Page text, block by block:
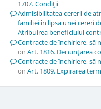
1707. Condiţii
Admisibilitatea cererii de
familiei în lipsa unei cereri
Atribuirea beneficiului
Contracte de închiriere, să
on Art. 1816. Denunţarea
Contracte de închiriere, să
on Art. 1809. Expirarea